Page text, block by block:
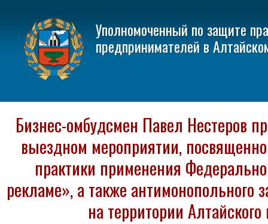
Уполномоченный по защите
предпринимателей в
Бизнес-омбудсмен Павел Нестеров
выездном мероприятии,
практики применения
рекламе», а также антимонопольного
на территории Алтайского